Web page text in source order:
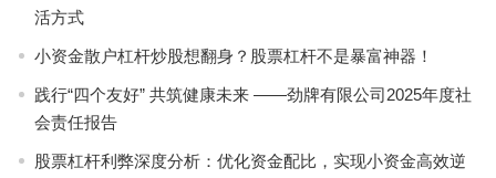
活方式
小资金散户杠杆炒股想翻身？股票杠杆不是暴富神器！
践行“四个友好” 共筑健康未来 ——劲牌有限公司2025年度社
会责任报告
股票杠杆利弊深度分析：优化资金配比，实现小资金高效逆